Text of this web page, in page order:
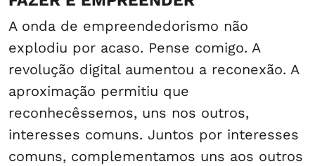
A onda de empreendedorismo não
explodiu por acaso. Pense comigo. A
revolução digital aumentou a reconexão. A
aproximação permitiu que
reconhecêssemos, uns nos outros,
interesses comuns. Juntos por interesses
comuns, complementamos uns aos outros